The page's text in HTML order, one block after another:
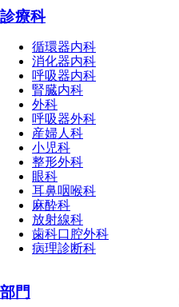
診療科
循環器内科
消化器内科
呼吸器内科
腎臓内科
外科
呼吸器外科
産婦人科
小児科
整形外科
眼科
耳鼻咽喉科
麻酔科
放射線科
歯科口腔外科
病理診断科
部門